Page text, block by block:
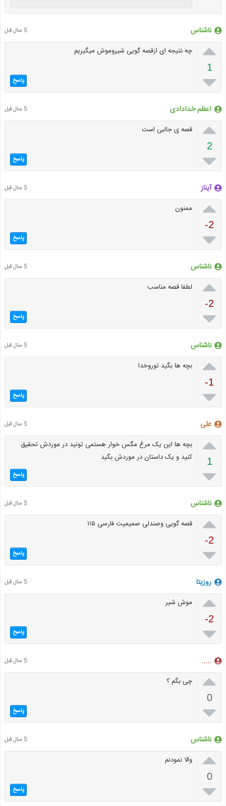
ناشناس 5 سال قبل

1

چه نتیجه ای ازقصه گویی شیروموش میگیریم
پاسخ
اعظم خدادادی 5 سال قبل

2

قصه ی جالبی است
پاسخ
آیناز 5 سال قبل

-2

ممنون
پاسخ
ناشناس 5 سال قبل

-2

لطفا قصه مناسب
پاسخ
ناشناس 5 سال قبل

-1

بچه ها بگید توروخدا
پاسخ
علی 5 سال قبل

1

بچه ها این یک مرغ مگس خوار هستمی تونید در موردش تحقیق
کنید و یک داستان در موردش بگید
پاسخ
ناشناس 5 سال قبل

-2

قصه گویی وصندلی صمیمیت فارسی ۱۱۵
پاسخ
روزیتا 5 سال قبل

-2

موش شیر
پاسخ
‌‌‌.‌.... 5 سال قبل

0

چی بگم ؟
پاسخ
ناشناس 5 سال قبل

0

والا نمودنم
پاسخ